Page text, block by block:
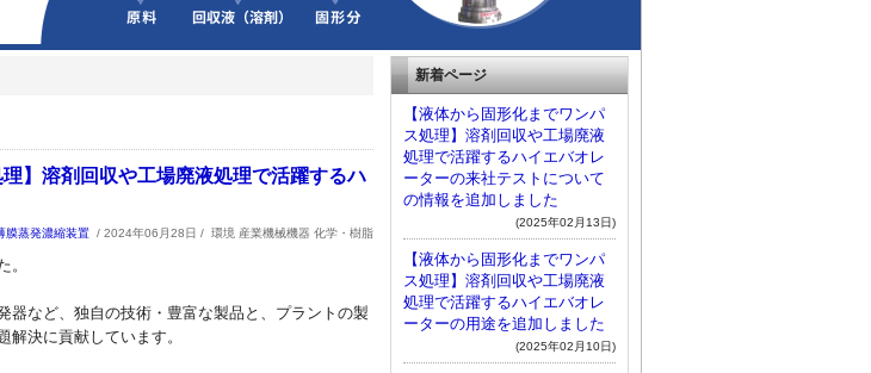
】溶剤回収や工場廃液処理で活躍するハ
膜蒸発濃縮装置 / 2024年06月28日 / 環境 産業機械機器 化学・樹脂
。
器など、独自の技術・豊富な製品と、プラントの製
決に貢献しています。
新着ページ
【液体から固形化までワンパ
ス処理】溶剤回収や工場廃液
処理で活躍するハイエバオレ
ーターの来社テストについて
の情報を追加しました
(2025年02月13日)
【液体から固形化までワンパ
ス処理】溶剤回収や工場廃液
処理で活躍するハイエバオレ
ーターの用途を追加しました
(2025年02月10日)